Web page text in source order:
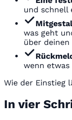
und schnell
was geht
über deinen
wenn
Wie der Einstieg
In vier